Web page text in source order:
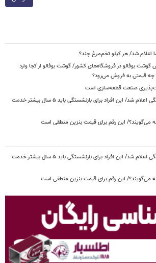
اعلام شد/ هر کیلو تخم‌مرغ چند؟
گوشت بوفالو در فروشگاه‌های کشور/ گوشت بوفالو از کجا وارد
چه قیمتی به فروش می‌رود؟
صنعت قطعه‌سازی است
فوری؛ شرط جدید بازنشستگی اعلام شد/ این افراد برای بازنشستگی باید ۵ سال بیشتر خدمت
می‌گویند؟/ این رقم برای قیمت بنزین منطقی است
فوری؛ شرط جدید بازنشستگی اعلام شد/ این افراد برای بازنشستگی باید ۵ سال بیشتر خدمت
می‌گویند؟/ این رقم برای قیمت بنزین منطقی است